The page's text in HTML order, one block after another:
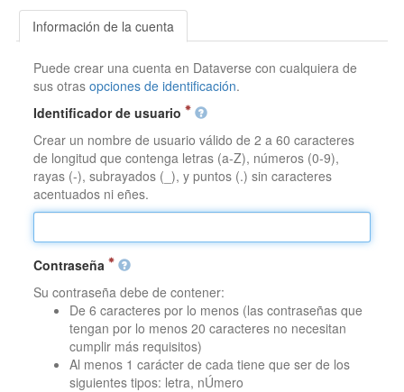
Información de la cuenta
Puede crear una cuenta en Dataverse con cualquiera de
sus otrasopciones de identificación.
Identificador de usuario
Crear un nombre de usuario válido de 2 a 60 caracteres
de longitud que contenga letras (a-Z), números (0-9),
rayas (-), subrayados (_), y puntos (.) sin caracteres
acentuados ni eñes.
Contraseña
Su contraseña debe de contener:
De 6 caracteres por lo menos (las contraseñas que
tengan por lo menos 20 caracteres no necesitan
cumplir más requisitos)
Al menos 1 carácter de cada tiene que ser de los
siguientes tipos: letra, nÚmero